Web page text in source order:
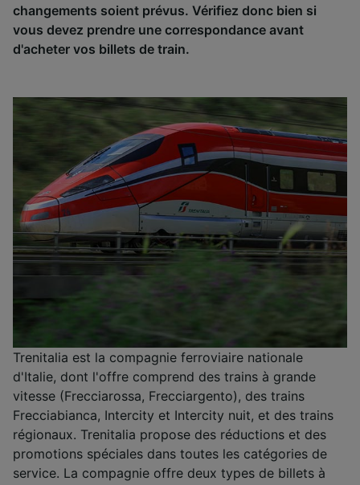
changements soient prévus. Vérifiez donc bien si
vous devez prendre une correspondance avant
d'acheter vos billets de train.
Trenitalia est la compagnie ferroviaire nationale
d'Italie, dont l'offre comprend des trains à grande
vitesse (Frecciarossa, Frecciargento), des trains
Frecciabianca, Intercity et Intercity nuit, et des trains
régionaux. Trenitalia propose des réductions et des
promotions spéciales dans toutes les catégories de
service. La compagnie offre deux types de billets à